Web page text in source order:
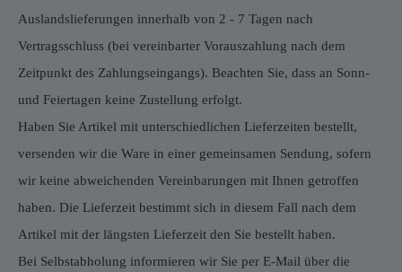
Auslandslieferungen innerhalb von 2 - 7 Tagen nach
Vertragsschluss (bei vereinbarter Vorauszahlung nach dem
Zeitpunkt des Zahlungseingangs). Beachten Sie, dass an Sonn-
und Feiertagen keine Zustellung erfolgt.
Haben Sie Artikel mit unterschiedlichen Lieferzeiten bestellt,
versenden wir die Ware in einer gemeinsamen Sendung, sofern
wir keine abweichenden Vereinbarungen mit Ihnen getroffen
haben. Die Lieferzeit bestimmt sich in diesem Fall nach dem
Artikel mit der längsten Lieferzeit den Sie bestellt haben.
Bei Selbstabholung informieren wir Sie per E-Mail über die